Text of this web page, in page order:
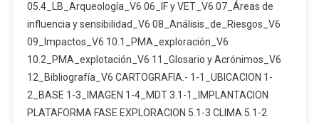
(CÓDIGO
50000876),
PORVENIR
3
(CÓDIGO
50000877)
Y
Y
Plan
De
Manejo
Ambiental
05.4_LB_Arqueología_V6 06_IF y VET_V6 07_Áreas de
influencia y sensibilidad_V6 08_Análisis_de_Riesgos_V6
09_Impactos_V6 10.1_PMA_exploración_V6
10.2_PMA_explotación_V6 11_Glosario y Acrónimos_V6
12_Bibliografía_V6 CARTOGRAFIA.- 1-1_UBICACION 1-
2_BASE 1-3_IMAGEN 1-4_MDT 3.1-1_IMPLANTACION
PLATAFORMA FASE EXPLORACION 5.1-3 CLIMA 5.1-2